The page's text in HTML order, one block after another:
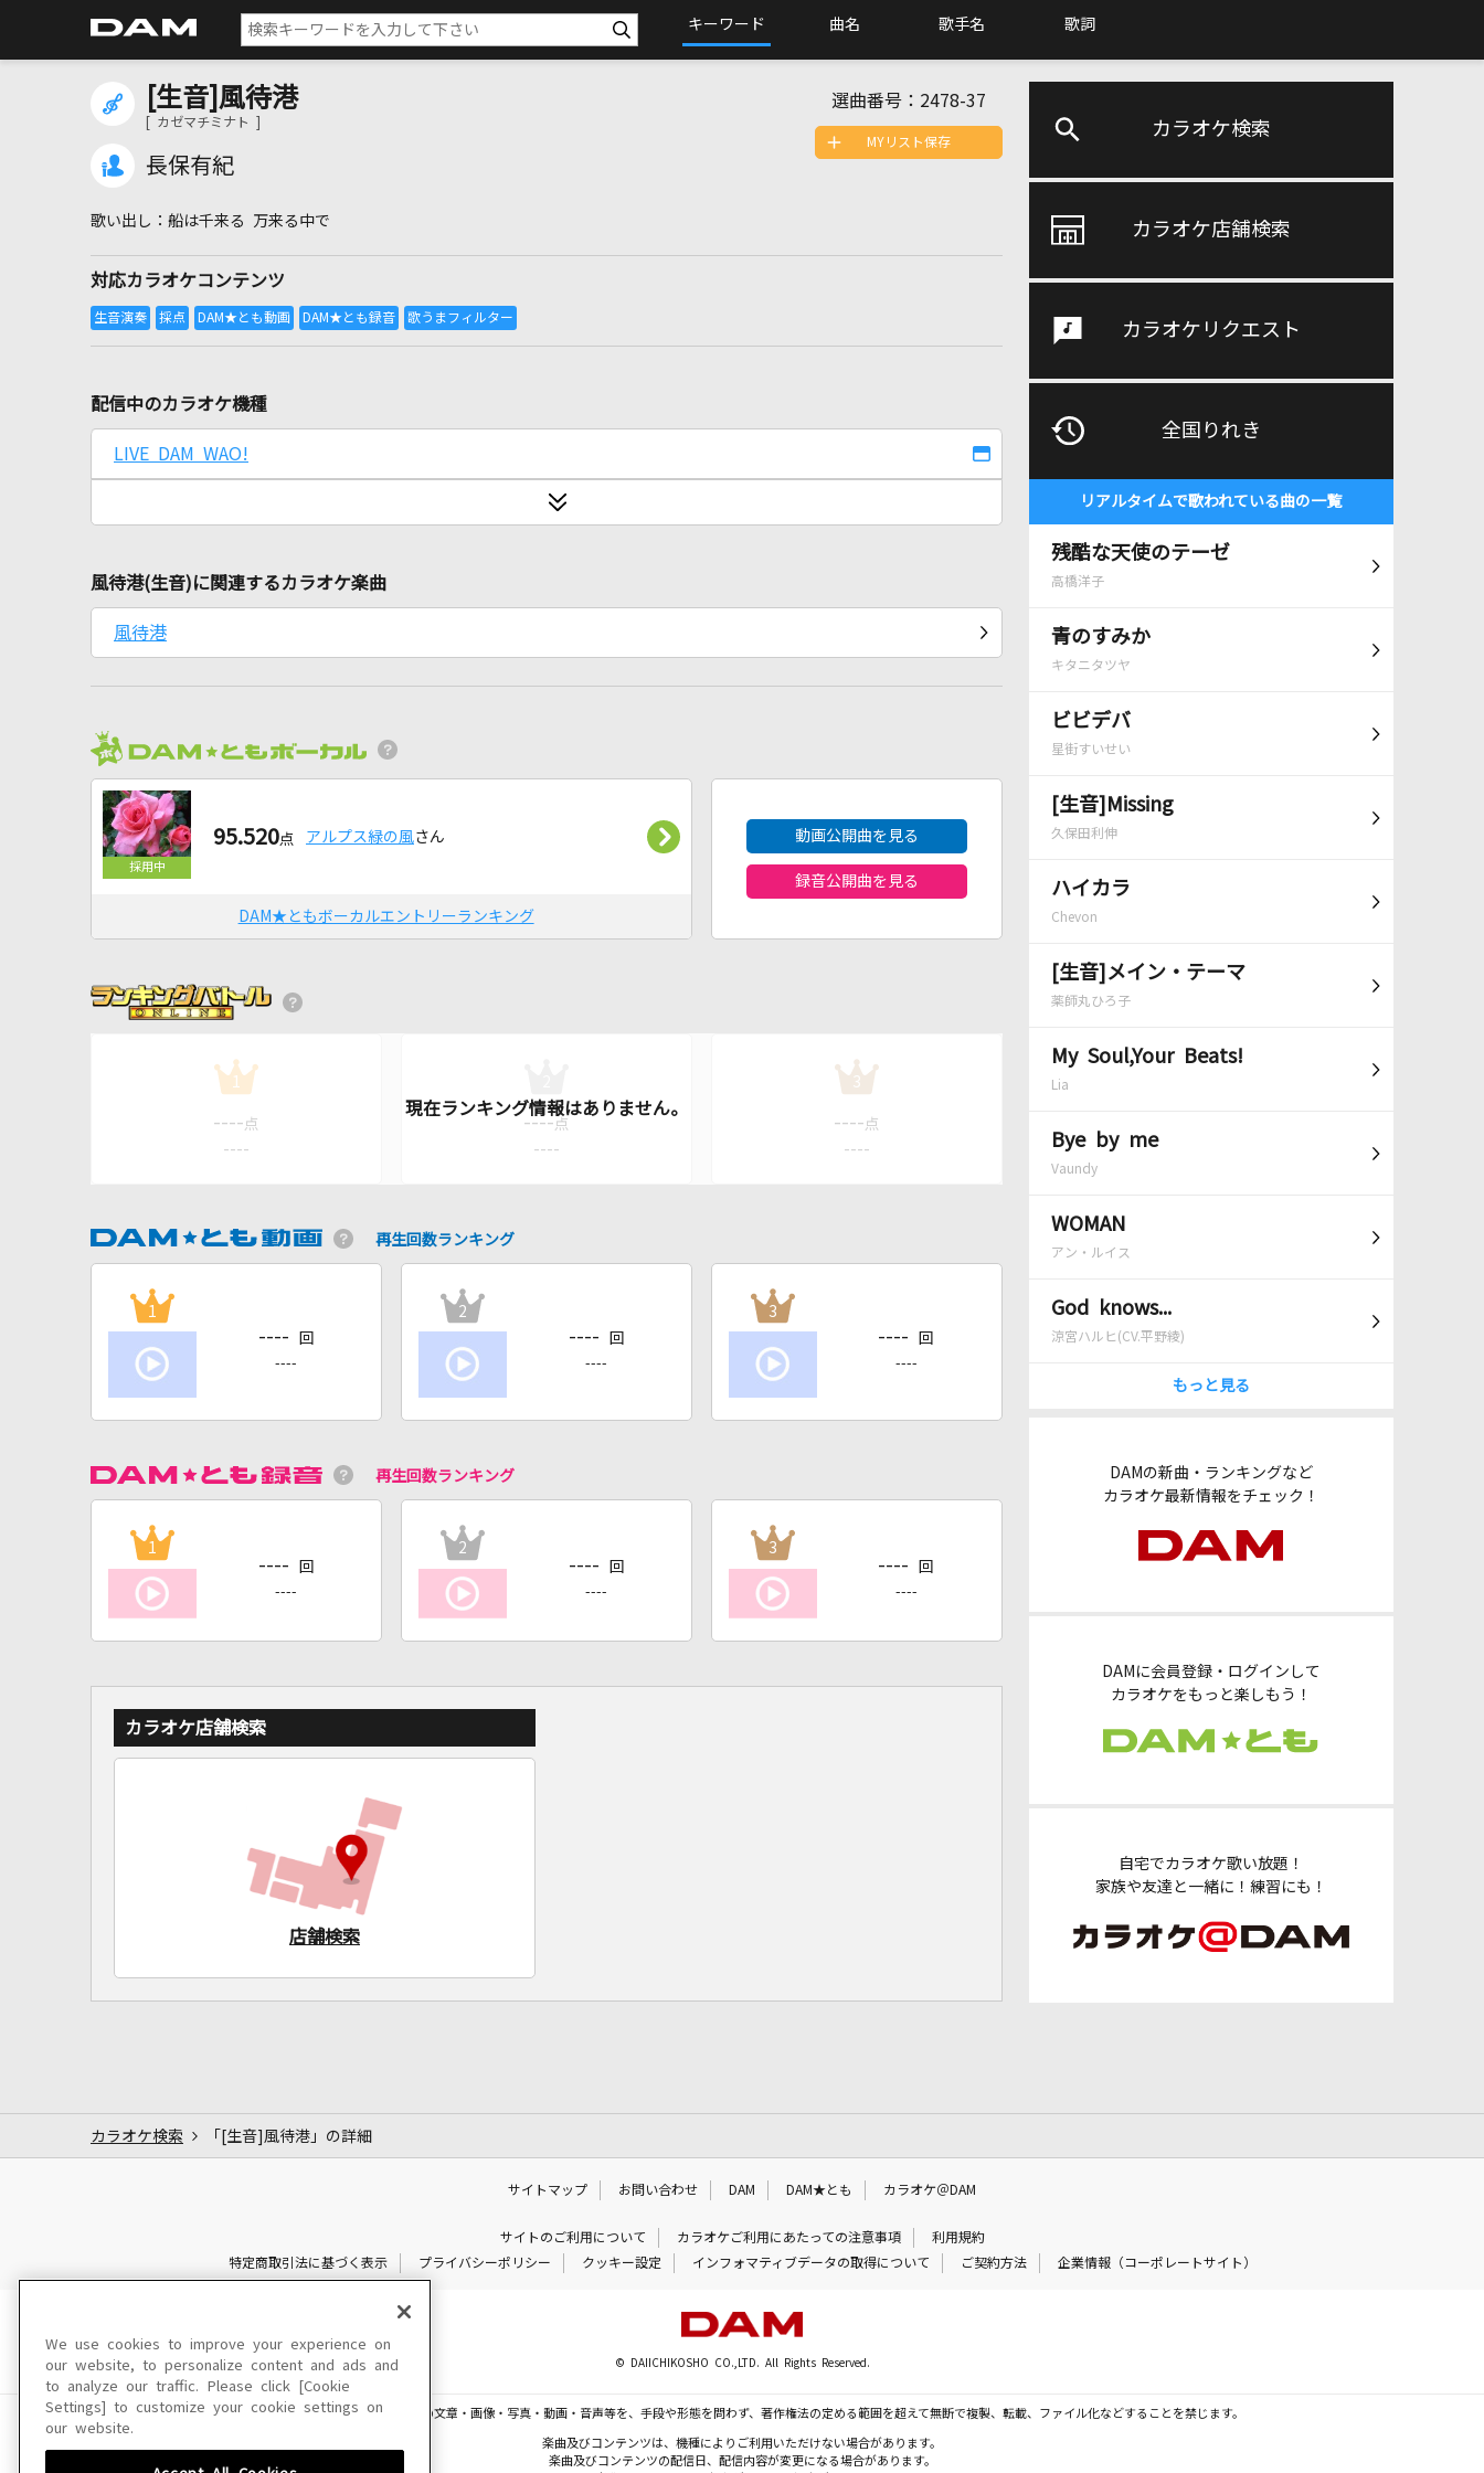
キーワード 曲名 歌手名 歌詞
カラオケ検索
カラオケ店舗検索
カラオケリクエスト
全国りれき
リアルタイムで歌われている曲の一覧
残酷な天使のテーゼ
高橋洋子
青のすみか
キタニタツヤ
ビビデバ
星街すいせい
[生音]Missing
久保田利伸
ハイカラ
Chevon
[生音]メイン・テーマ
薬師丸ひろ子
My Soul,Your Beats!
Lia
Bye by me
Vaundy
WOMAN
アン・ルイス
God knows...
涼宮ハルヒ(CV.平野綾)
もっと見る
DAMの新曲・ランキングなど
カラオケ最新情報をチェック！
DAMに会員登録・ログインして
カラオケをもっと楽しもう！
自宅でカラオケ歌い放題！
家族や友達と一緒に！練習にも！
[生音]風待港
[ カゼマチミナト ]
長保有紀
選曲番号： 2478-37
船は千来る 万来る中で
対応カラオケコンテンツ
MYリスト保存
配信中のカラオケ機種
LIVE DAM WAO!
風待港(生音)に関連するカラオケ楽曲
風待港
95.520点 アルプス緑の風 さん
DAM★ともボーカルエントリーランキング
動画公開曲を見る
録音公開曲を見る
1
---- 点
----
---- 点
----
3
---- 点
----
再生回数ランキング
1
---- 回
----
2
---- 回
----
3
---- 回
----
再生回数ランキング
1
---- 回
----
2
---- 回
----
3
---- 回
----
カラオケ店舗検索
店舗検索
カラオケ検索 「[生音]風待港」の詳細
サイトマップ お問い合わせ DAM DAM★とも カラオケ＠DAM
サイトのご利用について カラオケご利用にあたっての注意事項
利用規約
特定商取引法に基づく表示
プライバシーポリシー クッキー設定 インフォマティブデータの取得について ご契約方法 企業情報（コーポレートサイト）
© DAIICHIKOSHO CO.,LTD. All Rights Reserved.
このサイトに掲載されている一切の文章・画像・写真・動画・音声等を、手段や形態を問わず、著作権法の定める範囲を超えて無断で複製、転載、ファイル化などすることを禁じます。
楽曲及びコンテンツは、機種によりご利用いただけない場合があります。
楽曲及びコンテンツの配信日、配信内容が変更になる場合があります。
We use cookies to improve your experience on
our website, to personalize content and ads and
to analyze our traffic. Please click [Cookie
Settings] to customize your cookie settings on
our website.